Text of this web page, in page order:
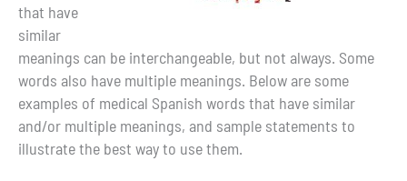
that have
similar
meanings can be interchangeable, but not always. Some
words also have multiple meanings. Below are some
examples of medical Spanish words that have similar
and/or multiple meanings, and sample statements to
illustrate the best way to use them.